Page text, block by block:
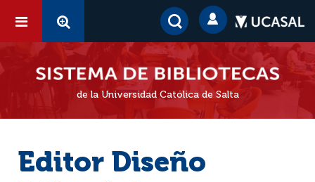
de la Universidad Católica de Salta
Editor Diseño